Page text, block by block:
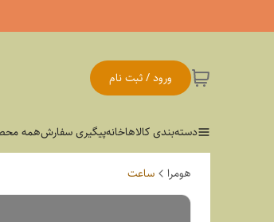
ورود / ثبت نام
دسته‌بندی کالاهاخانهپیگیری سفارشهمه
هومرا ساعت